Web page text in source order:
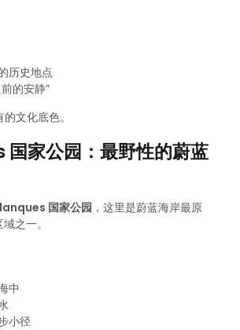
历史地点
的安静”
文化底色。
家公园：最野性的蔚蓝
国家公园 ，这里是蔚蓝海岸最原
之一。
中
小径